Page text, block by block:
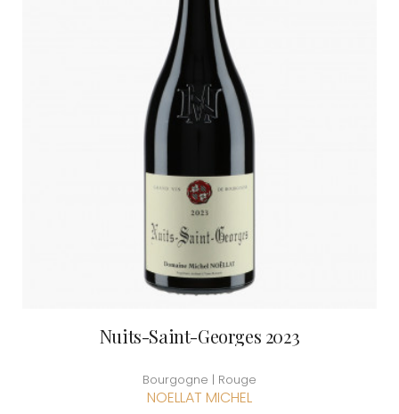
Nuits-Saint-Georges 2023
Bourgogne | Rouge
NOELLAT MICHEL